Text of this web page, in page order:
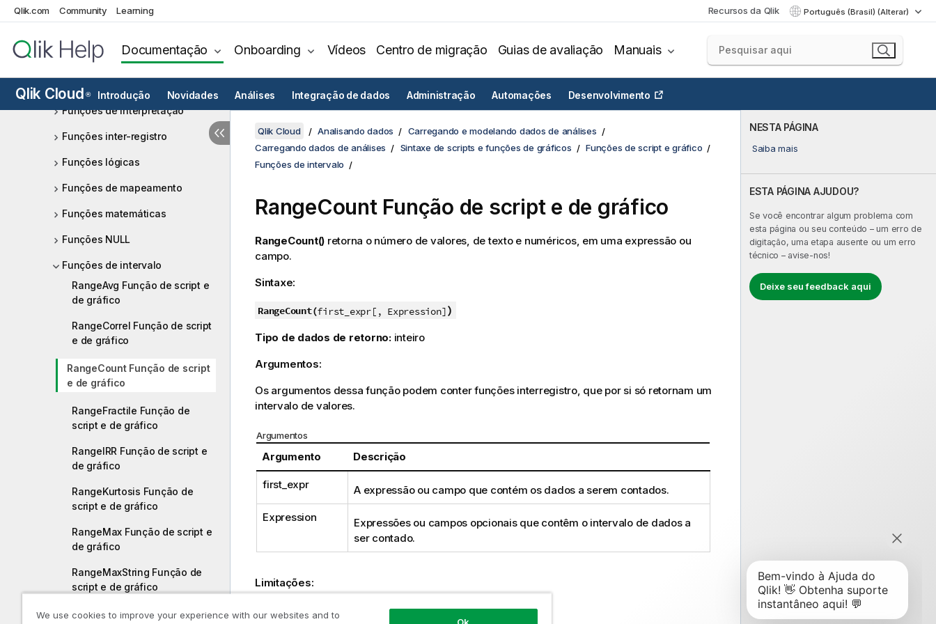
Qlik.com Community Learning Recursos da Qlik Português (Brasil) (Alterar)
Documentação Onboarding Vídeos Centro de migração Guias de avaliação Manuais
Qlik Cloud ® Introdução Novidades Análises Integração de dados Administração Automações Desenvolvimento
Funções financeiras
Funções numéricas gerais
Funções de interpretação
Funções inter-registro
Funções lógicas
Funções de mapeamento
Funções matemáticas
Funções NULL
Funções de intervalo
RangeAvg Função de script e
de gráfico
RangeCorrel Função de script
e de gráfico
RangeCount Função de script
e de gráfico
RangeFractile Função de
script e de gráfico
RangeIRR Função de script e
de gráfico
RangeKurtosis Função de
script e de gráfico
RangeMax Função de script e
de gráfico
RangeMaxString Função de
script e de gráfico
RangeMin Função de script e
NESTA PÁGINA
Saiba mais
ESTA PÁGINA AJUDOU?
Se você encontrar algum problema com
esta página ou seu conteúdo – um erro de
digitação, uma etapa ausente ou um erro
técnico – avise-nos!
Deixe seu feedback aqui
Qlik Cloud Analisando dados
Carregando e modelando dados de análises
Carregando dados de análises
Sintaxe de scripts e funções de gráficos
Funções de script e gráfico
Funções de intervalo
RangeCountFunção de script e de gráfico
RangeCount() retorna o número de valores, de texto e numéricos, em uma expressão ou
campo.
Sintaxe:
RangeCount(first_expr[, Expression])
Tipo de dados de retorno: inteiro
Argumentos:
Os argumentos dessa função podem conter funções interregistro, que por si só retornam um
intervalo de valores.
Argumentos
Argumento Descrição
first_expr A expressão ou campo que contém os dados a serem contados.
Expression
Expressões ou campos opcionais que contêm o intervalo de dados a
ser contado.
Limitações:
não são contados.
We use cookies to improve your experience with our websites and to